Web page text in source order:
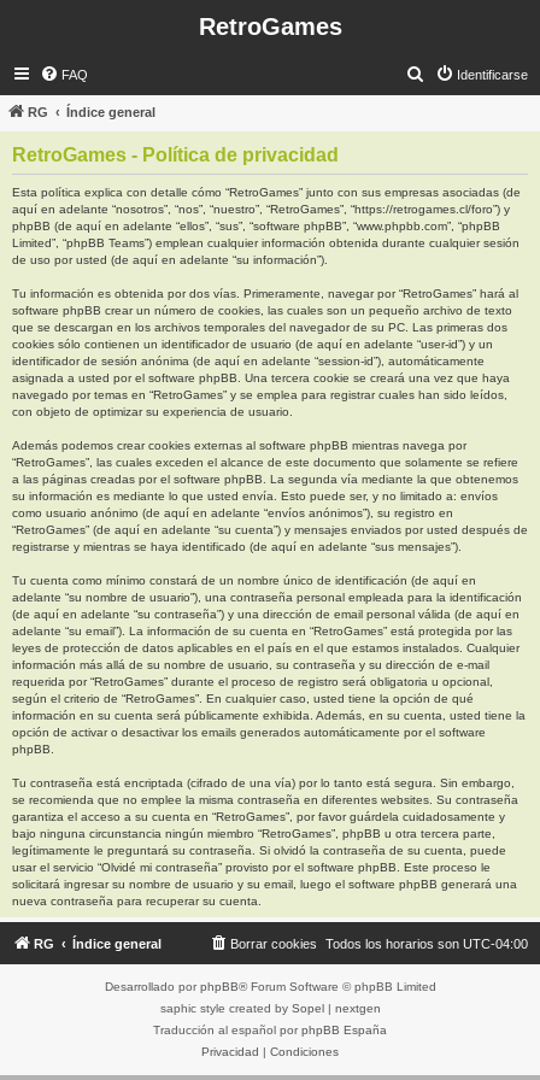
RetroGames
FAQ Identificarse
s
a
r
RG Índice general
RetroGames - Política de privacidad
Esta política explica con detalle cómo “RetroGames” junto con sus empresas asociadas (de
aquí en adelante “nosotros”, “nos”, “nuestro”, “RetroGames”, “https://retrogames.cl/foro”) y
phpBB (de aquí en adelante “ellos”, “sus”, “software phpBB”, “www.phpbb.com”, “phpBB
Limited”, “phpBB Teams”) emplean cualquier información obtenida durante cualquier sesión
de uso por usted (de aquí en adelante “su información”).
Tu información es obtenida por dos vías. Primeramente, navegar por “RetroGames” hará al
software phpBB crear un número de cookies, las cuales son un pequeño archivo de texto
que se descargan en los archivos temporales del navegador de su PC. Las primeras dos
cookies sólo contienen un identificador de usuario (de aquí en adelante “user-id”) y un
identificador de sesión anónima (de aquí en adelante “session-id”), automáticamente
asignada a usted por el software phpBB. Una tercera cookie se creará una vez que haya
navegado por temas en “RetroGames” y se emplea para registrar cuales han sido leídos,
con objeto de optimizar su experiencia de usuario.
Además podemos crear cookies externas al software phpBB mientras navega por
“RetroGames”, las cuales exceden el alcance de este documento que solamente se refiere
a las páginas creadas por el software phpBB. La segunda vía mediante la que obtenemos
su información es mediante lo que usted envía. Esto puede ser, y no limitado a: envíos
como usuario anónimo (de aquí en adelante “envíos anónimos”), su registro en
“RetroGames” (de aquí en adelante “su cuenta”) y mensajes enviados por usted después de
registrarse y mientras se haya identificado (de aquí en adelante “sus mensajes”).
Tu cuenta como mínimo constará de un nombre único de identificación (de aquí en
adelante “su nombre de usuario”), una contraseña personal empleada para la identificación
(de aquí en adelante “su contraseña”) y una dirección de email personal válida (de aquí en
adelante “su email”). La información de su cuenta en “RetroGames” está protegida por las
leyes de protección de datos aplicables en el país en el que estamos instalados. Cualquier
información más allá de su nombre de usuario, su contraseña y su dirección de e-mail
requerida por “RetroGames” durante el proceso de registro será obligatoria u opcional,
según el criterio de “RetroGames”. En cualquier caso, usted tiene la opción de qué
información en su cuenta será públicamente exhibida. Además, en su cuenta, usted tiene la
opción de activar o desactivar los emails generados automáticamente por el software
phpBB.
Tu contraseña está encriptada (cifrado de una vía) por lo tanto está segura. Sin embargo,
se recomienda que no emplee la misma contraseña en diferentes websites. Su contraseña
garantiza el acceso a su cuenta en “RetroGames”, por favor guárdela cuidadosamente y
bajo ninguna circunstancia ningún miembro “RetroGames”, phpBB u otra tercera parte,
legítimamente le preguntará su contraseña. Si olvidó la contraseña de su cuenta, puede
usar el servicio “Olvidé mi contraseña” provisto por el software phpBB. Este proceso le
solicitará ingresar su nombre de usuario y su email, luego el software phpBB generará una
nueva contraseña para recuperar su cuenta.
RG Índice general Todos los horarios son UTC-04:00
Borrar cookies
Desarrollado por phpBB® Forum Software © phpBB Limited
saphic style created by Sopel| nextgen
Traducción al español por phpBB España
Privacidad | Condiciones